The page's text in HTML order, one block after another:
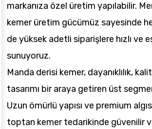
markanıza özel üretim yapılabilir.
kemer üretim gücümüz sayesinde
de yüksek adetli siparişlere hızlı ve
sunuyoruz.
Manda derisi kemer, dayanıklılık,
tasarımı bir araya getiren üst
Uzun ömürlü yapısı ve premium
toptan kemer tedarikinde güvenilir